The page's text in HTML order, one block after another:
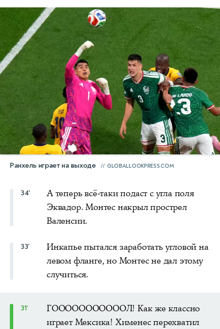
Ранхель играет на выходе GLOBALLOOKPRESS.COM
34'
А теперь всё-таки подаст с угла поля
Эквадор. Монтес накрыл прострел
Валенсии.
33'
Инкапье пытался заработать угловой на
левом фланге, но Монтес не дал этому
случиться.
31'
ГОООООООООООЛ! Как же классно
играет Мексика! Хименес перехватил